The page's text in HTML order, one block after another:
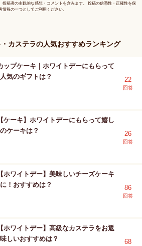
投稿者の主観的な感想・コメントを含みます。 投稿の信憑性・正確性を保
報の一つとしてご利用ください。
カステラの人気おすすめランキング
ップケーキ｜ホワイトデーにもらって
気のギフトは？
22
回答
【ケーキ】ホワイトデーにもらって嬉し
ケーキは？
26
回答
【ホワイトデー】美味しいチーズケーキ
！おすすめは？
86
回答
【ホワイトデー】高級なカステラをお返
しいおすすめは？
68